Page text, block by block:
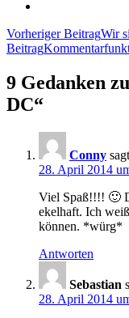
Vorheriger BeitragWir
Beitrag
9 Gedanken
DC“
Conny
28. April 2014
Viel Spaß!!!! 🙂
ekelhaft. Ich
können. *würg*
Antworten
Sebastian
28. April 2014